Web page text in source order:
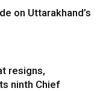
on Uttarakhand’s
resigns,
ninth Chief